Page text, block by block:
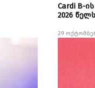
Cardi B-
2026
29